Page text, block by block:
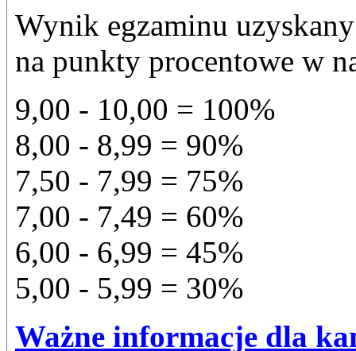
Wynik egzaminu
na punkty procentowe w
9,00 - 10,00 = 100%
8,00 - 8,99 = 90%
7,50 - 7,99 = 75%
7,00 - 7,49 = 60%
6,00 - 6,99 = 45%
5,00 - 5,99 = 30%
Ważne informacje dla